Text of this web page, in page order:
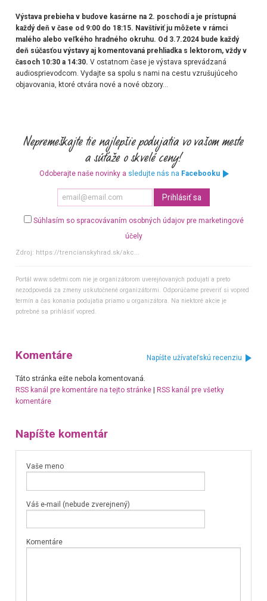
Výstava prebieha v budove kasárne na 2. poschodí a je prístupná
každý deň v čase od 9:00 do 18:15. Navštíviť ju môžete v rámci
malého alebo veľkého hradného okruhu. Od 3.7.2024 bude každý
deň súčasťou výstavy aj komentovaná prehliadka s lektorom, vždy v
časoch 10:30 a 14:30. V ostatnom čase je výstava sprevádzaná
audiosprievodcom. Vydajte sa spolu s nami na cestu vzrušujúceho
objavovania, ktoré otvára nové a nové obzory…
Odoberajte naše novinky a sledujte nás na Facebooku
Súhlasím so spracovávaním osobných údajov pre marketingové
účely
Zdroj: https://trencianskyhrad.sk/akc...
Portál www.sdetmi.com nie je organizátorom uverejňovaných podujatí a preto
nezodpovedá za zmeny uskutočnené organizátormi. Odporúčame preveriť si vopred
termín a čas konania podujatia priamo u organizátora. Na niektoré akcie je
potrebné sa prihlásiť vopred.
Komentáre Napíšte užívateľskú recenziu
Táto stránka ešte nebola komentovaná.
RSS kanál pre komentáre na tejto stránke|
RSS kanál pre všetky
komentáre
Napíšte komentár
Vaše meno
Váš e-mail (nebude zverejnený)
Komentáre